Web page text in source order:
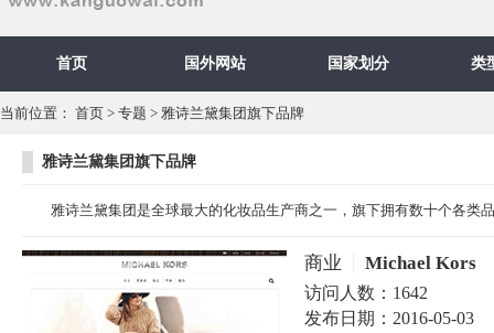
首页 国外网站 国家划分 类
当前位置： 首页 > 专题 > 雅诗兰黛集团旗下品牌
雅诗兰黛集团旗下品牌
雅诗兰黛集团是全球最大的化妆品生产商之一，旗下拥有数十个各类
商业 Michael Kors
访问人数： 1642
发布日期： 2016-05-03